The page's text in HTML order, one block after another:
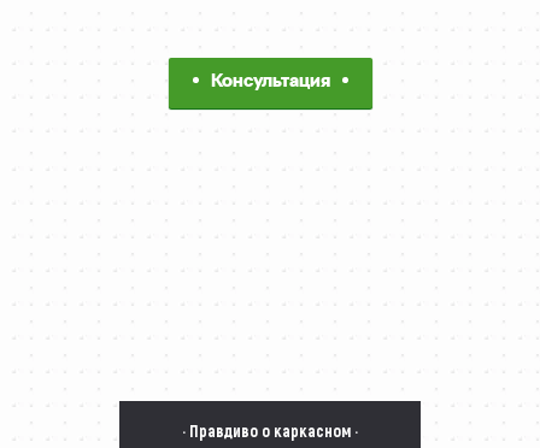
Консультация
· Правдиво о каркасном ·